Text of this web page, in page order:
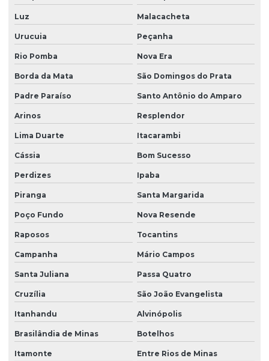
Gramas para campo de futebol
Hidrossemeadura em são paulo
Hidrossemeadura à venda
Leiva de grama
Manutenção de áreas verde
Manutenção de áreas verde em sp
Orçamento de plantio de grama
Plantio de árvores nativas
Plantio de árvores nativas em sp
Plantio de grama em aeroportos
Plantio de grama com areia
Plantio de grama em bahia
Plantio de grama em barranco
Plantio de grama em condomínio
Plantio de grama em condomínio em sp
Luz Malacacheta
Urucuia Peçanha
Rio Pomba Nova Era
Borda da Mata São Domingos do Prata
Padre Paraíso Santo Antônio do Amparo
Arinos Resplendor
Lima Duarte Itacarambi
Cássia Bom Sucesso
Perdizes Ipaba
Piranga Santa Margarida
Poço Fundo Nova Resende
Raposos Tocantins
Campanha Mário Campos
Santa Juliana Passa Quatro
Cruzília São João Evangelista
Itanhandu Alvinópolis
Brasilândia de Minas Botelhos
Itamonte Entre Rios de Minas